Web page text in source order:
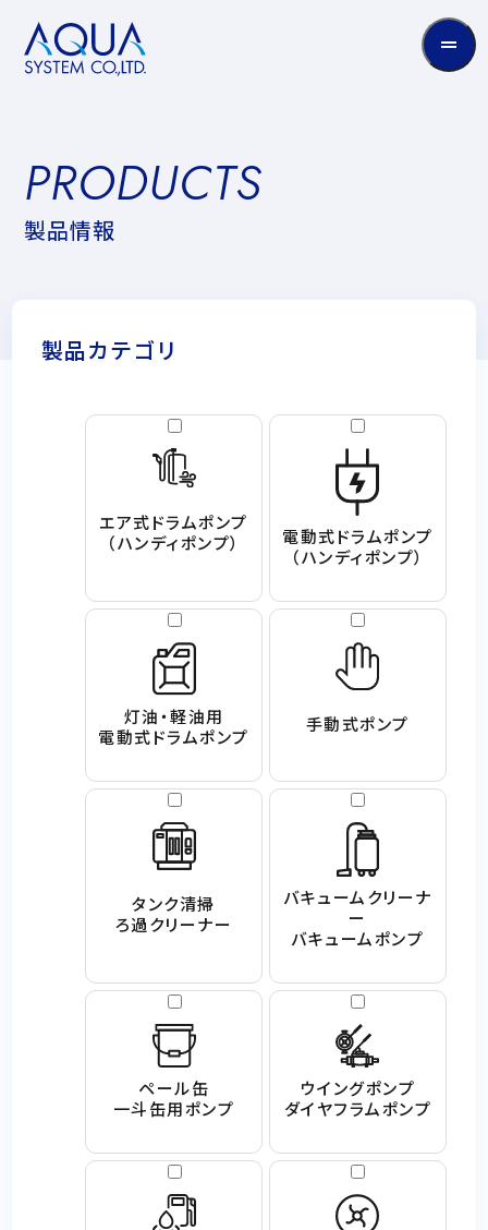
System
PRODUCTS
製品情報
報
製品カテゴリ
エア式ドラムポンプ
（ハンディポンプ）
電動式ドラムポンプ
（ハンディポンプ）
灯油・軽油用
電動式ドラムポンプ
手動式ポンプ
タンク清掃
ろ過クリーナー
バキュームクリーナ
ー
バキュームポンプ
ペール缶
一斗缶用ポンプ
ウイングポンプ
ダイヤフラムポンプ